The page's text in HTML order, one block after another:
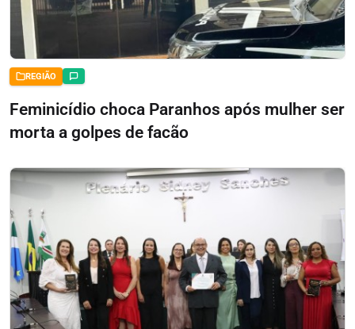
REGIÃO
Feminicídio choca Paranhos após mulher ser
morta a golpes de facão